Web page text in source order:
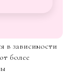
в зависимости
более